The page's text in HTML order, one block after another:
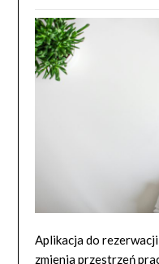
Aplikacja do
zmienia przestrzeń